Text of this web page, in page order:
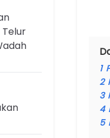
1
2
3
4
5